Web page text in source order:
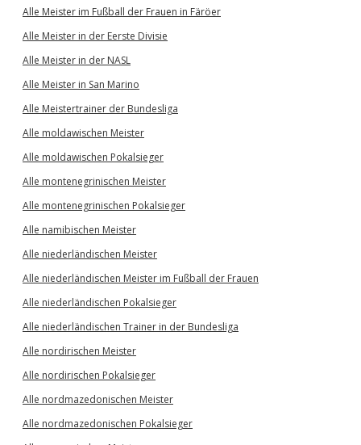
Alle Meister im Fußball der Frauen in Färöer
Alle Meister in der Eerste Divisie
Alle Meister in der NASL
Alle Meister in San Marino
Alle Meistertrainer der Bundesliga
Alle moldawischen Meister
Alle moldawischen Pokalsieger
Alle montenegrinischen Meister
Alle montenegrinischen Pokalsieger
Alle namibischen Meister
Alle niederländischen Meister
Alle niederländischen Meister im Fußball der Frauen
Alle niederländischen Pokalsieger
Alle niederländischen Trainer in der Bundesliga
Alle nordirischen Meister
Alle nordirischen Pokalsieger
Alle nordmazedonischen Meister
Alle nordmazedonischen Pokalsieger